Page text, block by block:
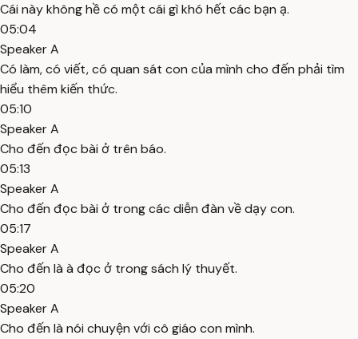
Cái này không hề có một cái gì khó hết các bạn ạ.
05:04
Speaker A
Có làm, có viết, có quan sát con của mình cho đến phải tìm
hiểu thêm kiến thức.
05:10
Speaker A
Cho đến đọc bài ở trên báo.
05:13
Speaker A
Cho đến đọc bài ở trong các diễn đàn về dạy con.
05:17
Speaker A
Cho đến là à đọc ở trong sách lý thuyết.
05:20
Speaker A
Cho đến là nói chuyện với cô giáo con mình.